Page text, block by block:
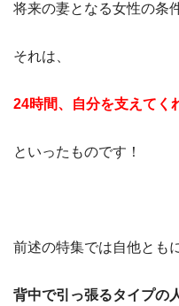
将来の妻となる女性の条
それは、
24時間、自分を支えてく
といったものです！
前述の特集では自他とも
背中で引っ張るタイプの